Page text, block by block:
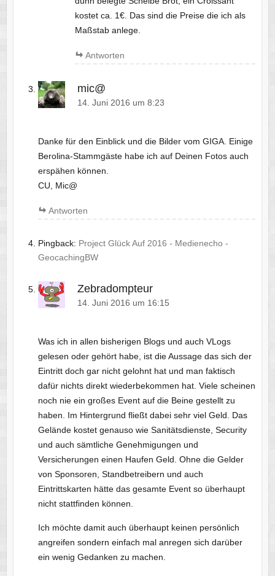
kostet ca. 1€. Das sind die Preise die ich als
Maßstab anlege.
Antworten
mic@
14. Juni 2016 um 8:23
Danke für den Einblick und die Bilder vom GIGA. Einige
Berolina-Stammgäste habe ich auf Deinen Fotos auch
erspähen können.
CU, Mic@
Antworten
Pingback: Project Glück Auf 2016 - Medienecho -
GeocachingBW
Zebradompteur
14. Juni 2016 um 16:15
Was ich in allen bisherigen Blogs und auch VLogs
gelesen oder gehört habe, ist die Aussage das sich der
Eintritt doch gar nicht gelohnt hat und man faktisch
dafür nichts direkt wiederbekommen hat. Viele scheinen
noch nie ein großes Event auf die Beine gestellt zu
haben. Im Hintergrund fließt dabei sehr viel Geld. Das
Gelände kostet genauso wie Sanitätsdienste, Security
und auch sämtliche Genehmigungen und
Versicherungen einen Haufen Geld. Ohne die Gelder
von Sponsoren, Standbetreibern und auch
Eintrittskarten hätte das gesamte Event so überhaupt
nicht stattfinden können.
Ich möchte damit auch überhaupt keinen persönlich
angreifen sondern einfach mal anregen sich darüber
ein wenig Gedanken zu machen.